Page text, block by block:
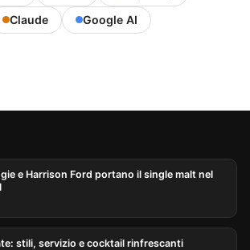
Claude
Google AI
e Harrison Ford portano il single malt nel
stili, servizio e cocktail rinfrescanti